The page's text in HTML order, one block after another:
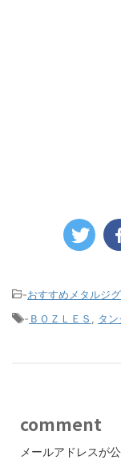
-おすすめメタルジグ
- ＢＯＺＬＥＳ , タ
comment
メールアドレスが